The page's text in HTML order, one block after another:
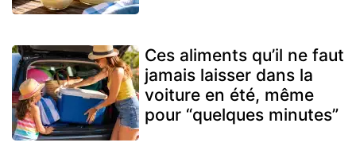
Ces aliments qu’il ne faut
jamais laisser dans la
voiture en été, même
pour “quelques minutes”